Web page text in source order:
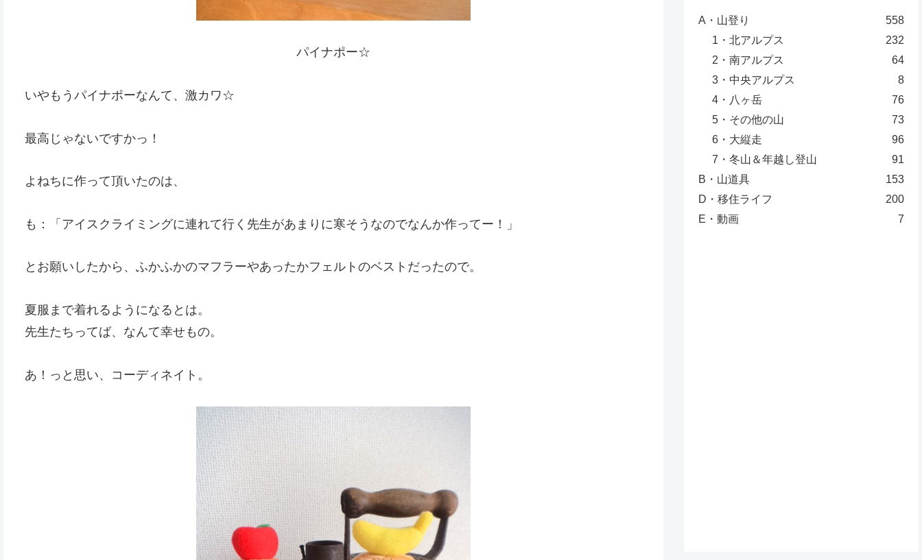
パイナポー☆
いやもうパイナポーなんて、激カワ☆
最高じゃないですかっ！
よねちに作って頂いたのは、
も：「アイスクライミングに連れて行く先生があまりに寒そうなのでなんか作ってー！」
とお願いしたから、ふかふかのマフラーやあったかフェルトのベストだったので。
夏服まで着れるようになるとは。
先生たちってば、なんて幸せもの。
あ！っと思い、コーディネイト。
A・山登り
558
1・北アルプス
232
2・南アルプス
64
3・中央アルプス
8
4・八ヶ岳
76
5・その他の山
73
6・大縦走
96
7・冬山＆年越し登山
91
B・山道具
153
D・移住ライフ
200
E・動画
7